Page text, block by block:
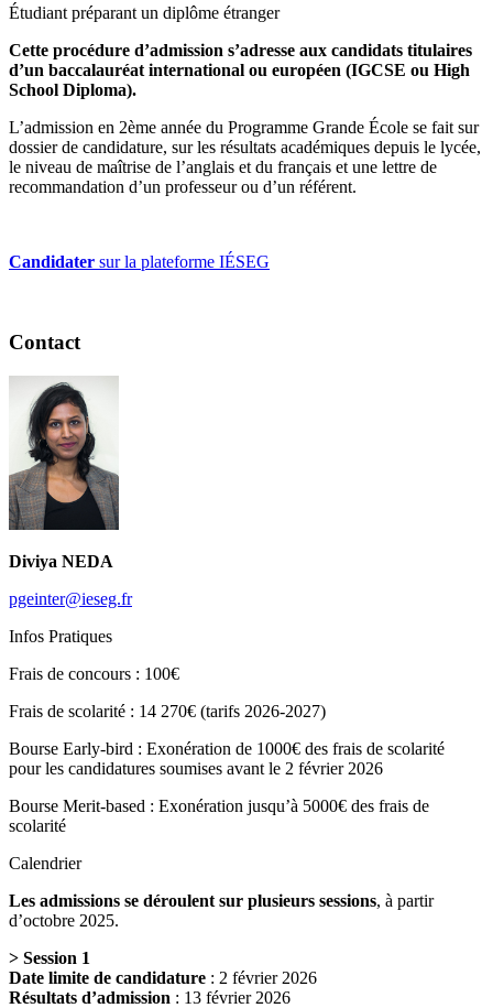
Étudiant préparant un diplôme étranger
Cette procédure d’admission s’adresse aux candidats titulaires
d’un baccalauréat international ou européen (IGCSE ou High
School Diploma).
L’admission en 2ème année du Programme Grande École se fait sur
dossier de candidature, sur les résultats académiques depuis le lycée,
le niveau de maîtrise de l’anglais et du français et une lettre de
recommandation d’un professeur ou d’un référent.
Candidater sur la plateforme IÉSEG
Contact
Diviya NEDA
pgeinter@ieseg.fr
Infos Pratiques
Frais de concours : 100€
Frais de scolarité : 14 270€ (tarifs 2026-2027)
Bourse Early-bird : Exonération de 1000€ des frais de scolarité
pour les candidatures soumises avant le 2 février 2026
Bourse Merit-based : Exonération jusqu’à 5000€ des frais de
scolarité
Calendrier
Les admissions se déroulent sur plusieurs sessions, à partir
d’octobre 2025.
> Session 1
Date limite de candidature : 2 février 2026
Résultats d’admission : 13 février 2026